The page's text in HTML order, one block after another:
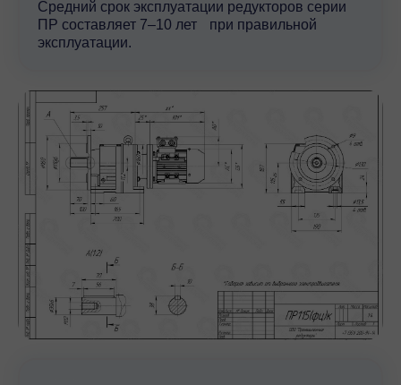
Средний срок эксплуатации редукторов серии
ПР составляет 7–10 лет при правильной
эксплуатации.